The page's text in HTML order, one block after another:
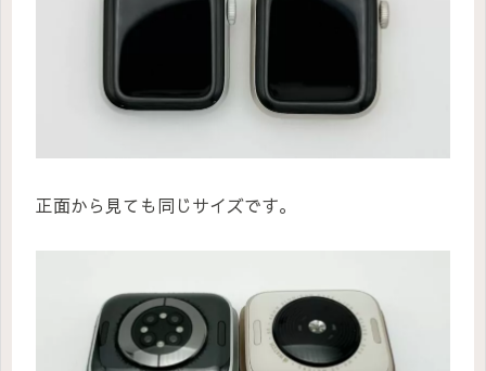
正面から見ても同じサイズです。